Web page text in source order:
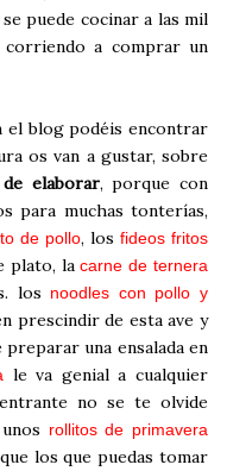
puede cocinar a las mil
corriendo a comprar un
el blog podéis encontrar
os van a gustar, sobre
elaborar, porque con
para muchas tonterías,
de pollo, los fideos fritos
plato, lacarne de ternera
los noodles con pollo y
prescindir de esta ave y
una ensalada en
le va genial a cualquier
no se te olvide
rollitos de primavera
los que puedas tomar